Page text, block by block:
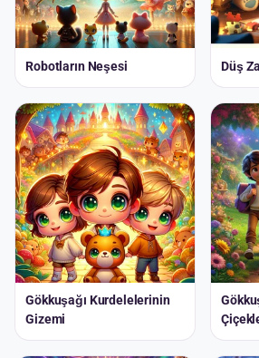
Robotların Neşesi Düş
Gökkuşağı Kurdelelerinin
Gizemi